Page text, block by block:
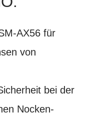
AX56 für
von
bei der
Nocken-